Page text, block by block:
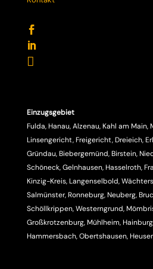



Einzugsgebiet
Fulda, Hanau, Alzenau, Kahl am Main,
Linsengericht, Freigericht, Dreieich,
Gründau, Biebergemünd, Birstein,
Schöneck, Gelnhausen, Hasselroth,
Kinzig-Kreis, Langenselbold,
Salmünster, Ronneburg, Neuberg,
Schöllkrippen, Westerngrund,
Großkrotzenburg, Mühlheim,
Hammersbach, Obertshausen,